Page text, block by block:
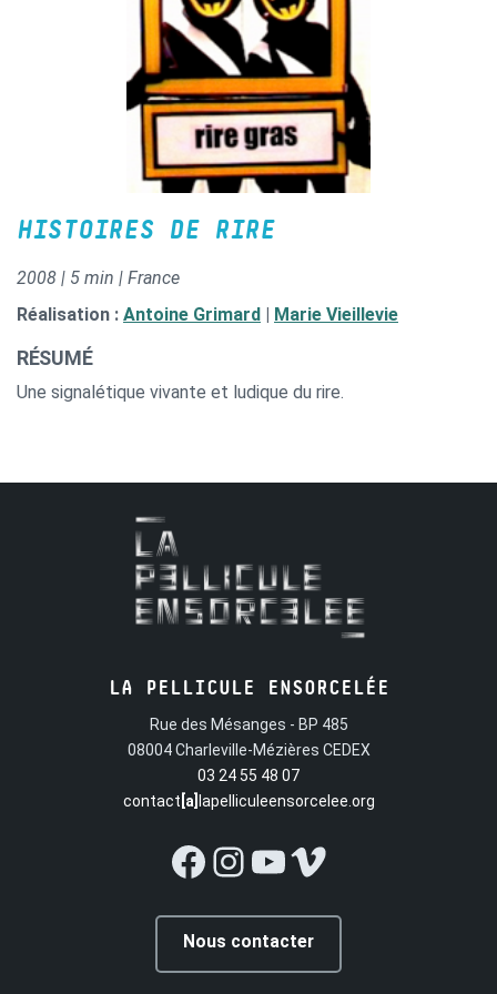
HISTOIRES DE RIRE
2008 | 5 min | France
Réalisation : Antoine Grimard Marie Vieillevie
RÉSUMÉ
Une signalétique vivante et ludique du rire.
LA PELLICULE ENSORCELÉE
Rue des Mésanges - BP 485
08004 Charleville-Mézières CEDEX
03 24 55 48 07
contact [a] lapelliculeensorcelee.org
Facebook
Instagram
YouTube
Vimeo
Nous contacter